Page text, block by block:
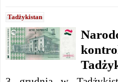
Tadżykistan